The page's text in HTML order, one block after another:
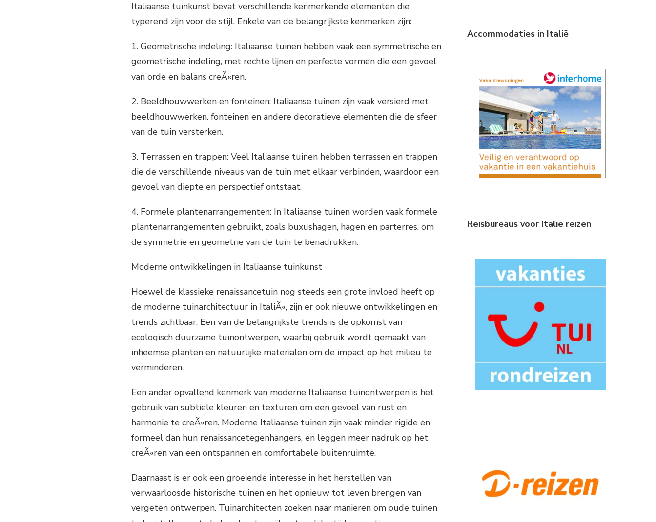
Italiaanse tuinkunst bevat verschillende kenmerkende elementen die
typerend zijn voor de stijl. Enkele van de belangrijkste kenmerken zijn:
1. Geometrische indeling: Italiaanse tuinen hebben vaak een symmetrische en
geometrische indeling, met rechte lijnen en perfecte vormen die een gevoel
van orde en balans creÃ«ren.
2. Beeldhouwwerken en fonteinen: Italiaanse tuinen zijn vaak versierd met
beeldhouwwerken, fonteinen en andere decoratieve elementen die de sfeer
van de tuin versterken.
3. Terrassen en trappen: Veel Italiaanse tuinen hebben terrassen en trappen
die de verschillende niveaus van de tuin met elkaar verbinden, waardoor een
gevoel van diepte en perspectief ontstaat.
4. Formele plantenarrangementen: In Italiaanse tuinen worden vaak formele
plantenarrangementen gebruikt, zoals buxushagen, hagen en parterres, om
de symmetrie en geometrie van de tuin te benadrukken.
Moderne ontwikkelingen in Italiaanse tuinkunst
Hoewel de klassieke renaissancetuin nog steeds een grote invloed heeft op
de moderne tuinarchitectuur in ItaliÃ«, zijn er ook nieuwe ontwikkelingen en
trends zichtbaar. Een van de belangrijkste trends is de opkomst van
ecologisch duurzame tuinontwerpen, waarbij gebruik wordt gemaakt van
inheemse planten en natuurlijke materialen om de impact op het milieu te
verminderen.
Een ander opvallend kenmerk van moderne Italiaanse tuinontwerpen is het
gebruik van subtiele kleuren en texturen om een gevoel van rust en
harmonie te creÃ«ren. Moderne Italiaanse tuinen zijn vaak minder rigide en
formeel dan hun renaissancetegenhangers, en leggen meer nadruk op het
creÃ«ren van een ontspannen en comfortabele buitenruimte.
Daarnaast is er ook een groeiende interesse in het herstellen van
verwaarloosde historische tuinen en het opnieuw tot leven brengen van
vergeten ontwerpen. Tuinarchitecten zoeken naar manieren om oude tuinen
Accommodaties in Italië
Reisbureaus voor Italië reizen